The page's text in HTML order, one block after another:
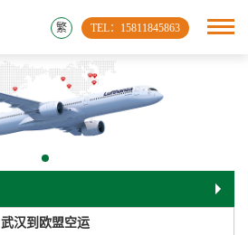
TEL：15811845863
繁
武汉到欧盟空运